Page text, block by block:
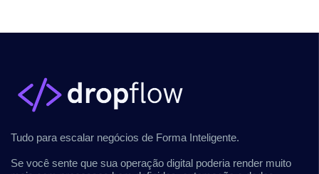
Tudo para escalar negócios de Forma Inteligente.
Se você sente que sua operação digital poderia render muito